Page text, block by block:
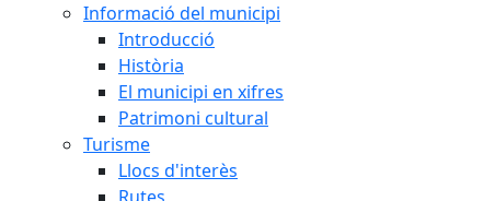
Informació del municipi
Introducció
Història
El municipi en xifres
Patrimoni cultural
Turisme
Llocs d'interès